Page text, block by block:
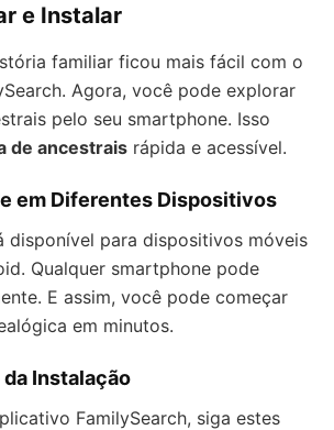
e Instalar
familiar ficou mais fácil com o
Agora, você pode explorar
pelo seu smartphone. Isso
de ancestrais rápida e acessível.
em Diferentes Dispositivos
disponível para dispositivos móveis
Qualquer smartphone pode
E assim, você pode começar
em minutos.
da Instalação
FamilySearch, siga estes